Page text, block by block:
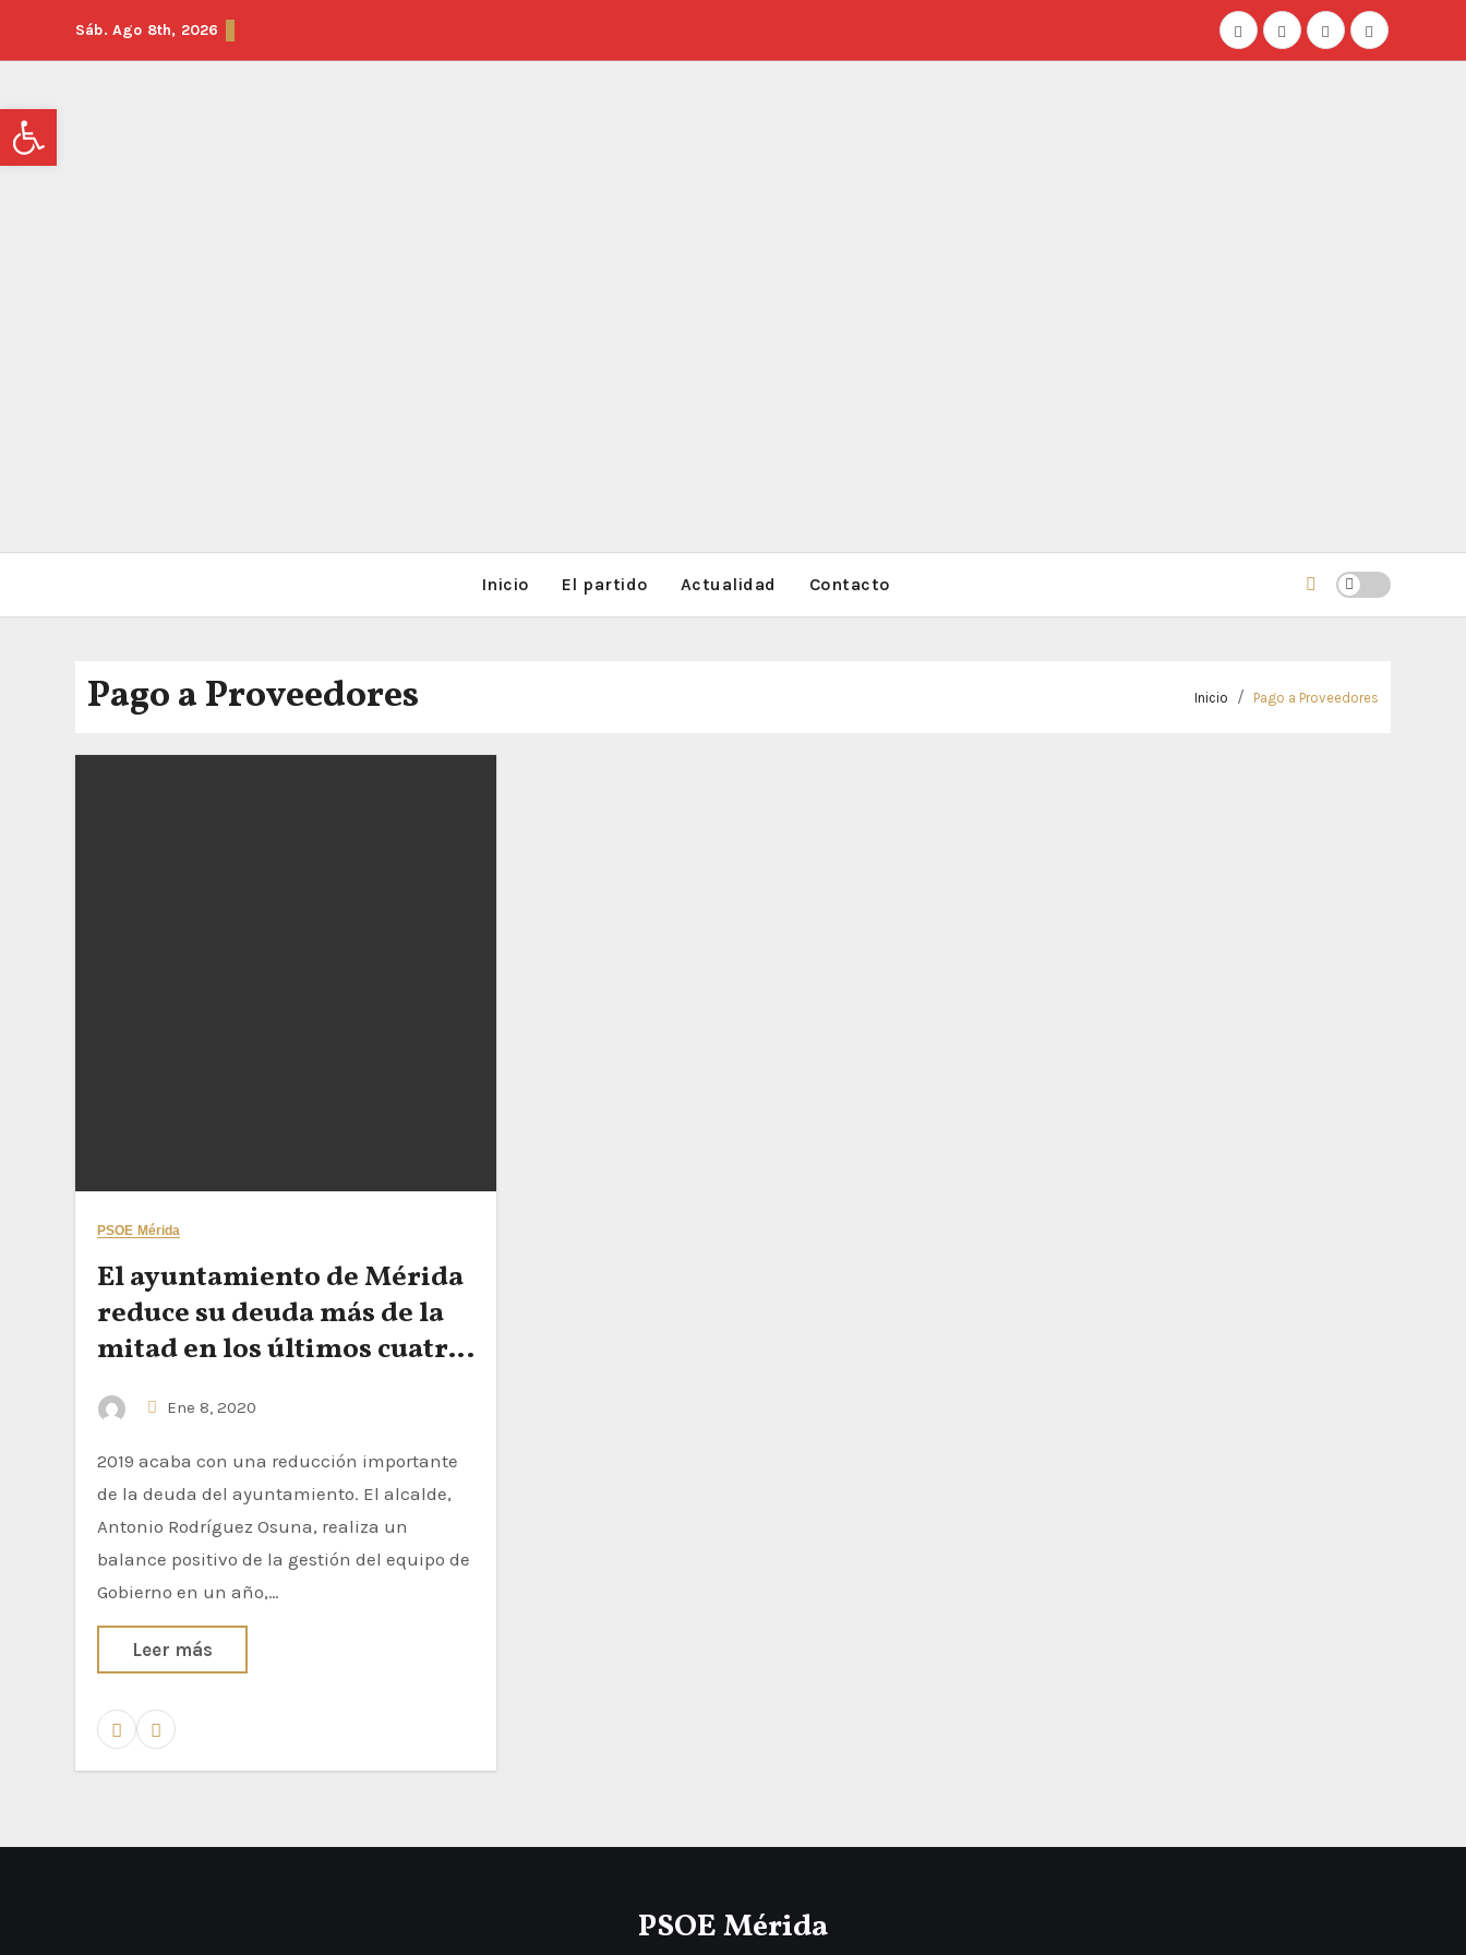
Sáb. Ago 8th, 2026
Inicio El partido Actualidad Contacto
Pago a Proveedores Inicio Pago a Proveedores
PSOE Mérida
El ayuntamiento de Mérida
reduce su deuda más de la
mitad en los últimos cuatro
años
Ene 8, 2020
2019 acaba con una reducción importante
de la deuda del ayuntamiento. El alcalde,
Antonio Rodríguez Osuna, realiza un
balance positivo de la gestión del equipo de
Gobierno en un año,…
Leer más
PSOE Mérida
Abrir barra de herramientas